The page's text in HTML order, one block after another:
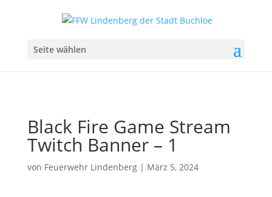
Seite wählen
Black Fire Game Stream
Twitch Banner – 1
von Feuerwehr Lindenberg| März 5, 2024